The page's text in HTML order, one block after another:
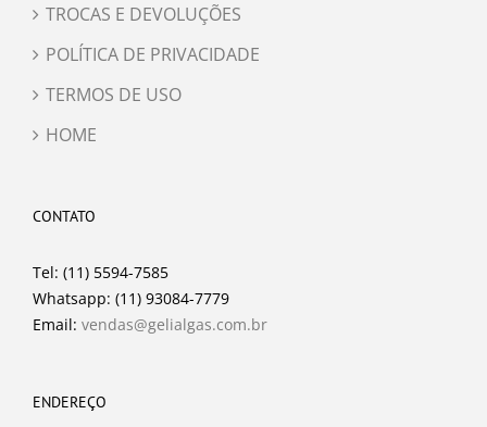
TROCAS E DEVOLUÇÕES
POLÍTICA DE PRIVACIDADE
TERMOS DE USO
HOME
CONTATO
Tel: (11) 5594-7585
Whatsapp: (11) 93084-7779
Email: vendas@gelialgas.com.br
ENDEREÇO